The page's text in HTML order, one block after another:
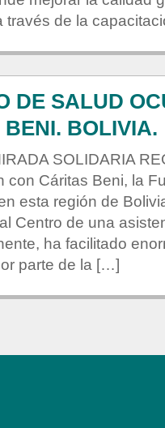
través de la
DE SALUD
BOLIVIA.
SOLIDARIA
Cáritas Beni, la
esta región de
Centro de una
ha facilitado
parte de la […]